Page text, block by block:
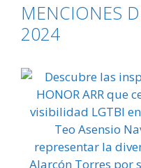
LA
ARMARIO:
Respira,
conecta,
transforma
MENCIONES
2024